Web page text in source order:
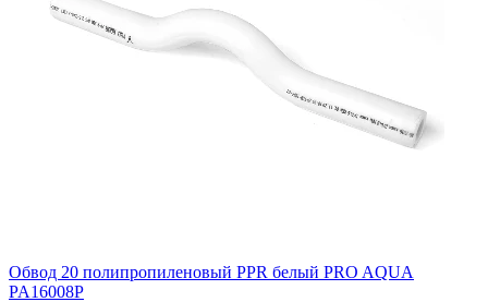
Обвод 20 полипропиленовый PPR белый PRO AQUA
PA16008P